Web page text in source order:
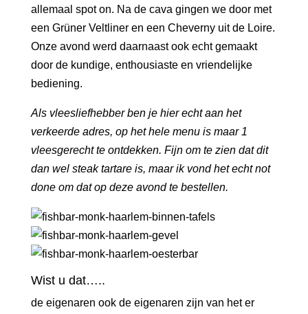
allemaal spot on. Na de cava gingen we door met
een Grüner Veltliner en een Cheverny uit de Loire.
Onze avond werd daarnaast ook echt gemaakt
door de kundige, enthousiaste en vriendelijke
bediening.
Als vleesliefhebber ben je hier echt aan het
verkeerde adres, op het hele menu is maar 1
vleesgerecht te ontdekken. Fijn om te zien dat dit
dan wel steak tartare is, maar ik vond het echt not
done om dat op deze avond te bestellen.
Wist u dat…..
de eigenaren ook de eigenaren zijn van het er